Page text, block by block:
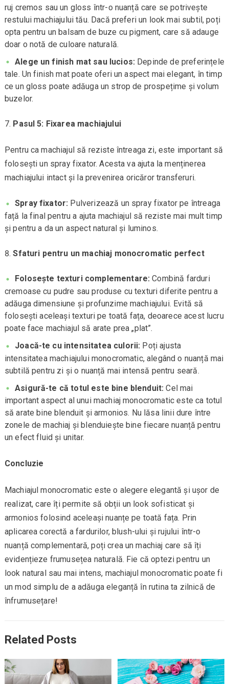
ruj cremos sau un gloss într-o nuanță care se potrivește
restului machiajului tău. Dacă preferi un look mai subtil, poți
opta pentru un balsam de buze cu pigment, care să adauge
doar o notă de culoare naturală.
Alege un finish mat sau lucios: Depinde de preferințele
tale. Un finish mat poate oferi un aspect mai elegant, în timp
ce un gloss poate adăuga un strop de prospețime și volum
buzelor.
Pasul 5: Fixarea machiajului
Pentru ca machiajul să reziste întreaga zi, este important să
folosești un spray fixator. Acesta va ajuta la menținerea
machiajului intact și la prevenirea oricăror transferuri.
Spray fixator: Pulverizează un spray fixator pe întreaga
față la final pentru a ajuta machiajul să reziste mai mult timp
și pentru a da un aspect natural și luminos.
Sfaturi pentru un machiaj monocromatic perfect
Folosește texturi complementare: Combină farduri
cremoase cu pudre sau produse cu texturi diferite pentru a
adăuga dimensiune și profunzime machiajului. Evită să
folosești aceleași texturi pe toată fața, deoarece acest lucru
poate face machiajul să arate prea „plat”.
Joacă-te cu intensitatea culorii: Poți ajusta
intensitatea machiajului monocromatic, alegând o nuanță mai
subtilă pentru zi și o nuanță mai intensă pentru seară.
Asigură-te că totul este bine blenduit: Cel mai
important aspect al unui machiaj monocromatic este ca totul
să arate bine blenduit și armonios. Nu lăsa linii dure între
zonele de machiaj și blenduiește bine fiecare nuanță pentru
un efect fluid și unitar.
Concluzie
Machiajul monocromatic este o alegere elegantă și ușor de
realizat, care îți permite să obții un look sofisticat și
armonios folosind aceleași nuanțe pe toată fața. Prin
aplicarea corectă a fardurilor, blush-ului și rujului într-o
nuanță complementară, poți crea un machiaj care să îți
evidențieze frumusețea naturală. Fie că optezi pentru un
look natural sau mai intens, machiajul monocromatic poate fi
un mod simplu de a adăuga eleganță în rutina ta zilnică de
înfrumusețare!
Related Posts